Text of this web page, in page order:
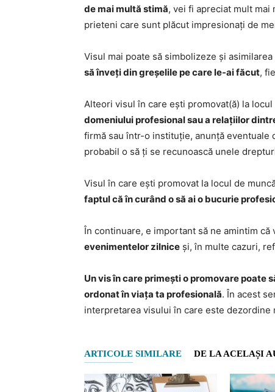
de mai multă stimă, vei fi apreciat mult mai
prieteni care sunt plăcut impresionați de
Visul mai poate să simbolizeze și
să înveți din greșelile pe care le-ai făcut,
Alteori visul în care ești promovat(ă) la
domeniului profesional sau a relațiilor
firmă sau într-o instituție, anunță
probabil o să ți se recunoască unele
Visul în care ești promovat la locul de
faptul că în curând o să ai o bucurie
În continuare, e important să ne amintim că
evenimentelor zilnice și, în multe cazuri,
Un vis în care primești o promovare poate
ordonat în viața ta profesională. În acest
interpretarea visului în care este dezordine
ARTICOLE SIMILARE DE LA ACELAȘI